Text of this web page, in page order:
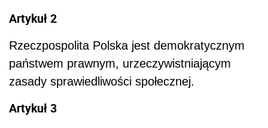
Artykuł 2
Rzeczpospolita Polska jest demokratycznym
państwem prawnym, urzeczywistniającym
zasady sprawiedliwości społecznej.
Artykuł 3